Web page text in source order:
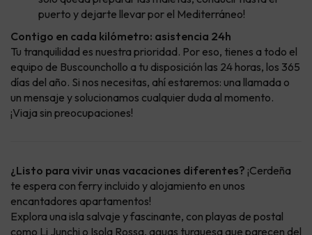
puerto y dejarte llevar por el Mediterráneo!
Contigo en cada kilómetro: asistencia 24h
Tu tranquilidad es nuestra prioridad. Por eso, tienes a todo el
equipo de Buscounchollo a tu disposición las 24 horas, los 365
días del año. Si nos necesitas, ahí estaremos: una llamada o
un mensaje y solucionamos cualquier duda al momento.
¡Viaja sin preocupaciones!
¿Listo para vivir unas vacaciones diferentes? ¡Cerdeña
te espera con ferry incluido y alojamiento en unos
encantadores apartamentos!
Explora una isla salvaje y fascinante, con playas de postal
como Li Junchi o Isola Rossa, aguas turquesa que parecen del